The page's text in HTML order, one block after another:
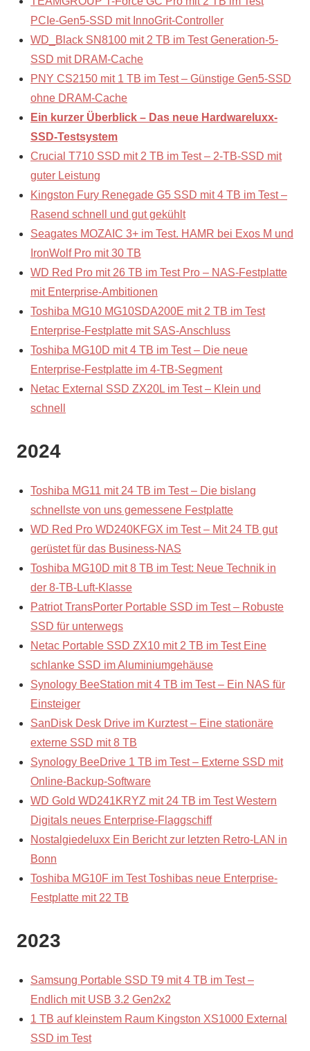
PCIe-Gen5-SSD mit InnoGrit-Controller
WD_Black SN8100 mit 2 TB im Test Generation-5-
SSD mit DRAM-Cache
PNY CS2150 mit 1 TB im Test – Günstige Gen5-SSD
ohne DRAM-Cache
Ein kurzer Überblick – Das neue Hardwareluxx-
SSD-Testsystem
Crucial T710 SSD mit 2 TB im Test – 2-TB-SSD mit
guter Leistung
Kingston Fury Renegade G5 SSD mit 4 TB im Test –
Rasend schnell und gut gekühlt
Seagates MOZAIC 3+ im Test. HAMR bei Exos M und
IronWolf Pro mit 30 TB
WD Red Pro mit 26 TB im Test Pro – NAS-Festplatte
mit Enterprise-Ambitionen
Toshiba MG10 MG10SDA200E mit 2 TB im Test
Enterprise-Festplatte mit SAS-Anschluss
Toshiba MG10D mit 4 TB im Test – Die neue
Enterprise-Festplatte im 4-TB-Segment
Netac External SSD ZX20L im Test – Klein und
schnell
2024
Toshiba MG11 mit 24 TB im Test – Die bislang
schnellste von uns gemessene Festplatte
WD Red Pro WD240KFGX im Test – Mit 24 TB gut
gerüstet für das Business-NAS
Toshiba MG10D mit 8 TB im Test: Neue Technik in
der 8-TB-Luft-Klasse
Patriot TransPorter Portable SSD im Test – Robuste
SSD für unterwegs
Netac Portable SSD ZX10 mit 2 TB im Test Eine
schlanke SSD im Aluminiumgehäuse
Synology BeeStation mit 4 TB im Test – Ein NAS für
Einsteiger
SanDisk Desk Drive im Kurztest – Eine stationäre
externe SSD mit 8 TB
Synology BeeDrive 1 TB im Test – Externe SSD mit
Online-Backup-Software
WD Gold WD241KRYZ mit 24 TB im Test Western
Digitals neues Enterprise-Flaggschiff
Nostalgiedeluxx Ein Bericht zur letzten Retro-LAN in
Bonn
Toshiba MG10F im Test Toshibas neue Enterprise-
Festplatte mit 22 TB
2023
Samsung Portable SSD T9 mit 4 TB im Test –
Endlich mit USB 3.2 Gen2x2
1 TB auf kleinstem Raum Kingston XS1000 External
SSD im Test